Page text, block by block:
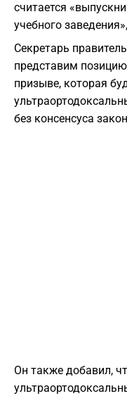
считается
учебного
Секретарь
представим
призыве, которая
без консенсуса
Он также добавил,